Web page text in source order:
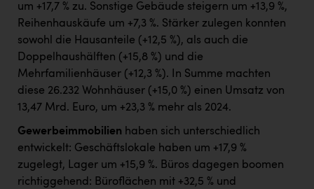
um +17,7 % zu. Sonstige Gebäude steigern um +13,9 %,
Reihenhauskäufe um +7,3 %. Stärker zulegen konnten
sowohl die Hausanteile (+12,5 %), als auch die
Doppelhaushälften (+15,8 %) und die
Mehrfamilienhäuser (+12,3 %). In Summe machten
diese 26.232 Wohnhäuser (+15,0 %) einen Umsatz von
13,47 Mrd. Euro, um +23,3 % mehr als 2024.
Gewerbeimmobilien haben sich unterschiedlich
entwickelt: Geschäftslokale haben um +17,9 %
zugelegt, Lager um +15,9 %. Büros dagegen boomen
richtiggehend: Büroflächen mit +32,5 % und